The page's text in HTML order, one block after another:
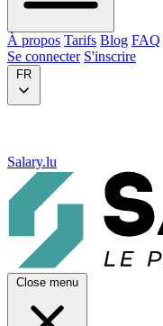
À propos Tarifs Blog FAQ
Se connecter S'inscrire
FR
Salary.lu
Close menu